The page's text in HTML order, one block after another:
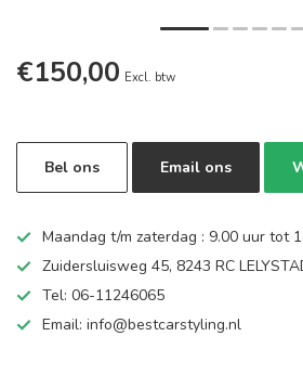
€150,00 Excl. btw
Bel ons Email ons
Maandag t/m zaterdag : 9.00 uur tot
Zuidersluisweg 45, 8243 RC
Tel: 06-11246065
Email: info@bestcarstyling.nl